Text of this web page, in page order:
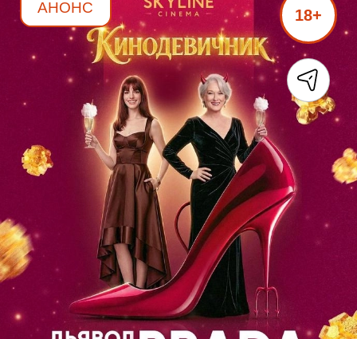
АНОНС 18+